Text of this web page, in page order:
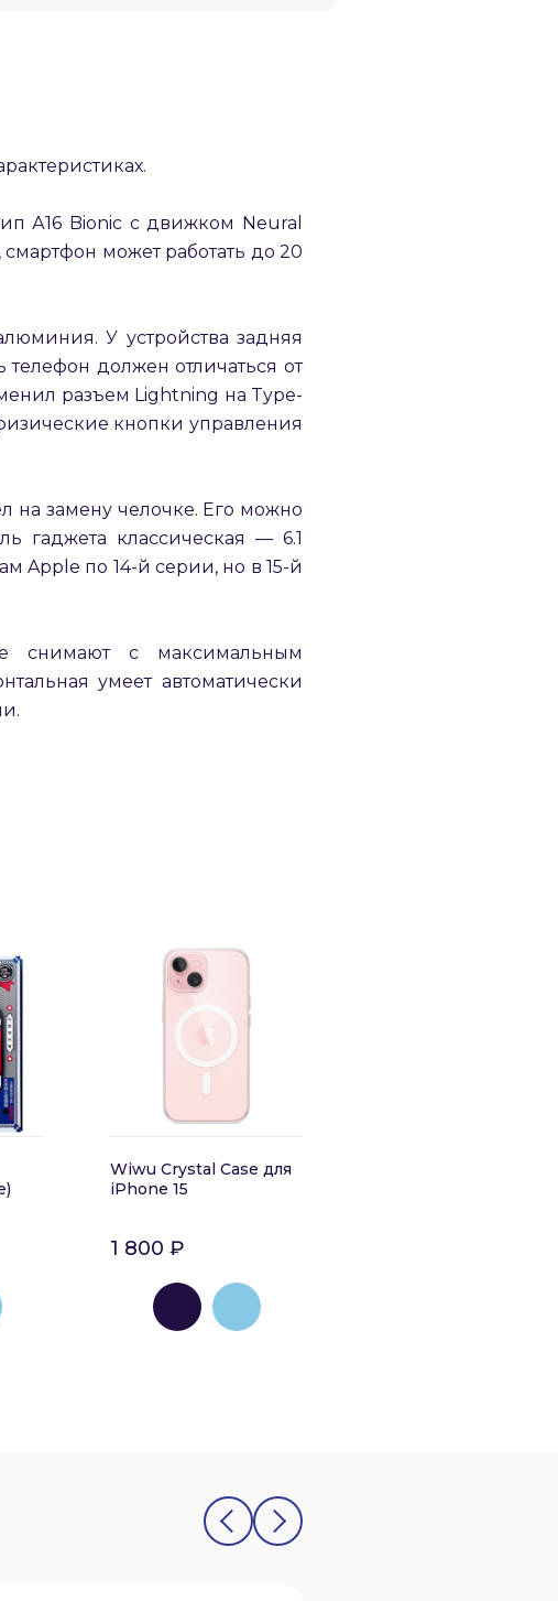
А16 Bionic с движком Neural
может работать до 20
У устройства задняя
телефон должен отличаться от
разъем Lightning на Type-
кнопки управления
на замену челочке. Его можно
гаджета классическая — 6.1
Apple по 14-й серии, но в 15-й
снимают с максимальным
умеет автоматически
Wiwu Crystal Case для
iPhone 15
1 800 ₽
2